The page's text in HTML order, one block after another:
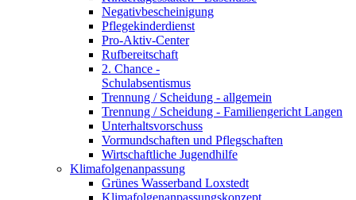
Negativbescheinigung
Pflegekinderdienst
Pro-Aktiv-Center
Rufbereitschaft
2. Chance -
Schulabsentismus
Trennung / Scheidung - allgemein
Trennung / Scheidung - Familiengericht Langen
Unterhaltsvorschuss
Vormundschaften und Pflegschaften
Wirtschaftliche Jugendhilfe
Klimafolgenanpassung
Grünes Wasserband Loxstedt
Klimafolgenanpassungskonzept